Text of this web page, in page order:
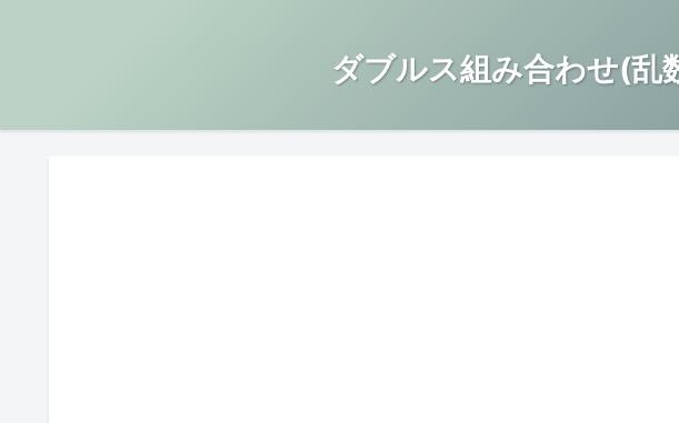
ダブルス組み合わせ(乱